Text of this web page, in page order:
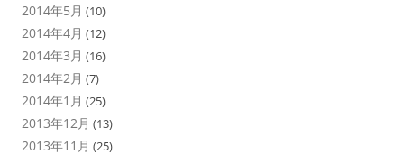
2014年5月 (10)
2014年4月 (12)
2014年3月 (16)
2014年2月 (7)
2014年1月 (25)
2013年12月 (13)
2013年11月 (25)